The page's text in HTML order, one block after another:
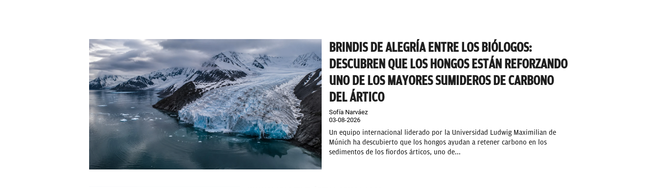
BRINDIS DE ALEGRÍA ENTRE LOS BIÓLOGOS:
DESCUBREN QUE LOS HONGOS ESTÁN REFORZANDO
UNO DE LOS MAYORES SUMIDEROS DE CARBONO
DEL ÁRTICO
Sofía Narváez
03-08-2026
Un equipo internacional liderado por la Universidad Ludwig Maximilian de
Múnich ha descubierto que los hongos ayudan a retener carbono en los
sedimentos de los fiordos árticos, uno de...